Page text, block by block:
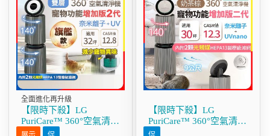
全面進化再升級
【限時下殺】LG
PuriCare™ 360°空氣清淨
機 - 寵物功能增加版二代
【限時下殺】LG
PuriCare™ 360°空氣清淨
機 - 寵物功能增加版二